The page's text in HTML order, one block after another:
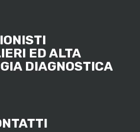
ED ALTA
DIAGNOSTICA